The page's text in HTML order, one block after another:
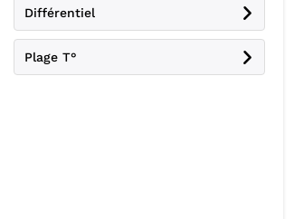
Différentiel
Plage T°